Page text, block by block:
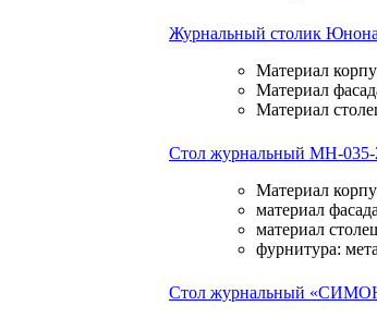
Журнальный столик
Материал
Материал
Материал
Стол журнальный МН-035-
Материал
материал
материал
фурнитура:
Стол журнальный